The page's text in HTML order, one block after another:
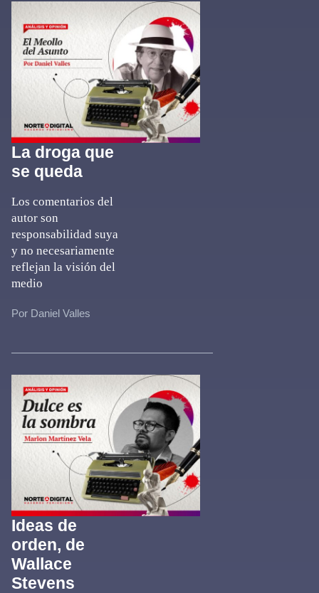
La droga que
se queda
Los comentarios del
autor son
responsabilidad suya
y no necesariamente
reflejan la visión del
medio
Por Daniel Valles
Ideas de
orden, de
Wallace
Stevens